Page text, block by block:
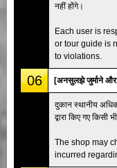
नहीं होंगे।
Each user is
or tour guide is
to violations.
06 [अनसुलझे जुर्माने
दुकान स्थानीय
द्वारा किए गए
The shop may
incurred